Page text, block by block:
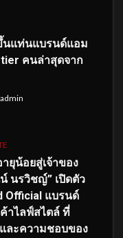
นแท่นแบรนด์แอม
คนล่าสุดจาก
admin
ยุน้อยสู่เจ้าของ
นรวิชญ์” เปิดตัว
Official แบรนด์
าไลฟ์สไตล์ ที่
ละความชอบของ